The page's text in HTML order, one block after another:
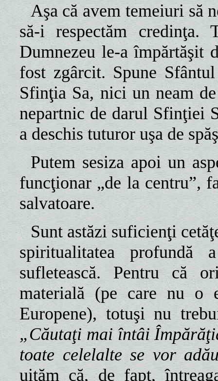
Aşa că avem temeiuri să
să-i respectăm credinţa.
Dumnezeu le-a împărtăşit
fost zgârcit. Spune
Sfinţia Sa, nici un neam
nepartnic de darul Sfinţiei
a deschis tuturor uşa de
Putem sesiza apoi un
funcţionar „de la centru”,
salvatoare.
Sunt astăzi suficienţi
spiritualitatea
sufletească. Pentru că
materială (pe care nu o
Europene), totuşi nu
„Căutaţi mai întâi
toate celelalte se vor
uităm că, de fapt,